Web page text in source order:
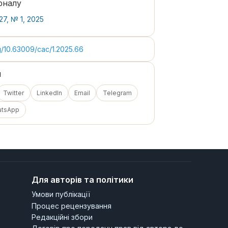
№ 1, 2025
cac/1.2025.66
Twitter LinkedIn Email Telegram
Для авторів та політики
Умови публікації
Процес рецензування
Редакційні збори